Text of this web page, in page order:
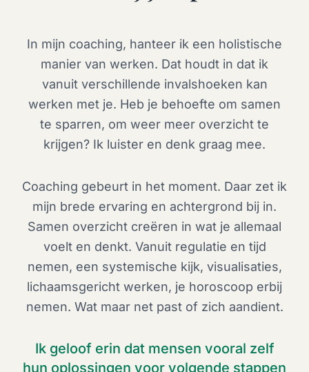
In mijn coaching, hanteer ik een holistische
manier van werken. Dat houdt in dat ik
vanuit verschillende invalshoeken kan
werken met je. Heb je behoefte om samen
te sparren, om weer meer overzicht te
krijgen? Ik luister en denk graag mee.
Coaching gebeurt in het moment. Daar zet ik
mijn brede ervaring en achtergrond bij in.
Samen overzicht creëren in wat je allemaal
voelt en denkt. Vanuit regulatie en tijd
nemen, een systemische kijk, visualisaties,
lichaamsgericht werken, je horoscoop erbij
nemen. Wat maar net past of zich aandient.
Ik geloof erin dat mensen vooral zelf
hun oplossingen voor volgende stappen